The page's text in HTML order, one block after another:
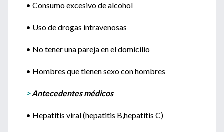
• Consumo excesivo de alcohol
• Uso de drogas intravenosas
• No tener una pareja en el domicilio
• Hombres que tienen sexo con hombres
>Antecedentes médicos
• Hepatitis viral (hepatitis B,hepatitis C)